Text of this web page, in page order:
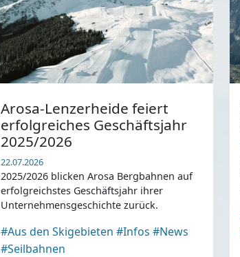
Arosa-Lenzerheide feiert
erfolgreiches Geschäftsjahr
2025/2026
22.07.2026
2025/2026 blicken Arosa Bergbahnen auf
erfolgreichstes Geschäftsjahr ihrer
Unternehmensgeschichte zurück.
#Aus den Skigebieten #Infos #News
#Seilbahnen